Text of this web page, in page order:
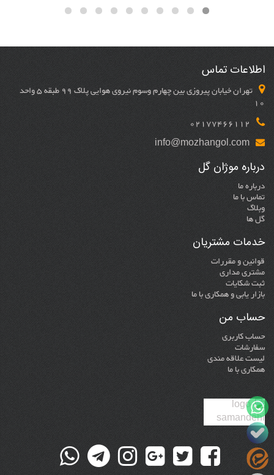
اطلاعات تماس
تهران خیابان پیروزی بین چهارم وسوم نیروی هوایی پلاک 99 طبقه 5 واحد
10
02177466112
info@mozhangol.com
درباره موژان گل
درباره ما
تماس با ما
وبلاگ
گل ها
خدمات مشتریان
قوانین و مقررات
مشتری مداری
ثبت شکایات
بازار یابی و همکاری با ما
حساب من
حساب کاربری
سفارشات
لیست علاقه مندی
همکاری با ما